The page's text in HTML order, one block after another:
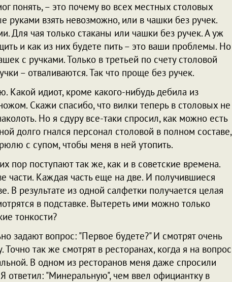
понять, – это почему во всех местных столовых
руками взять невозможно, или в чашки без ручек.
Для чая только стаканы или чашки без ручек. А уж
и как из них будете пить – это ваши проблемы. Но
с ручками. Только в третьей по счету столовой
– отваливаются. Так что проще без ручек.
Какой идиот, кроме какого-нибудь дебила из
Скажи спасибо, что вилки теперь в столовых не
Но я сдуру все-таки спросил, как можно есть
долго гнался персонал столовой в полном составе,
с супом, чтобы меня в ней утопить.
пор поступают так же, как и в советские времена.
части. Каждая часть еще на две. И получившиеся
В результате из одной салфетки получается целая
в подставке. Вытереть ими можно только
тонкости?
задают вопрос: "Первое будете?" И смотрят очень
так же смотрят в ресторанах, когда я на вопрос
В одном из ресторанов меня даже спросили
ответил: "Минеральную", чем ввел официантку в